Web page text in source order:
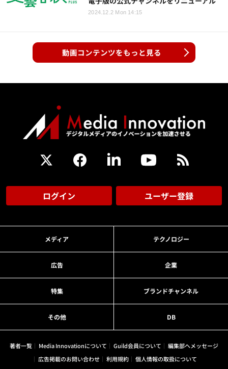
2024.12.2 Mon 14:15
動画コンテンツをもっと見る
ログイン ユーザー登録
メディア テクノロジー
広告 企業
特集 ブランドチャンネル
その他 DB
著者一覧 Media Innovationについて Guild会員について
編集部へメッセージ
広告掲載のお問い合わせ
利用規約
個人情報の取扱について